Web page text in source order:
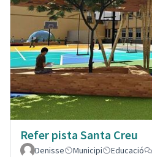
Refer pista Santa Creu
Denisse
Municipi Educació